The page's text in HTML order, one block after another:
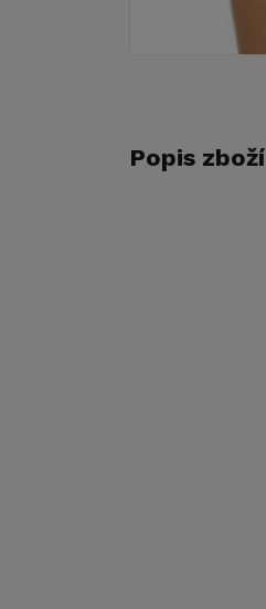
Popis zboží